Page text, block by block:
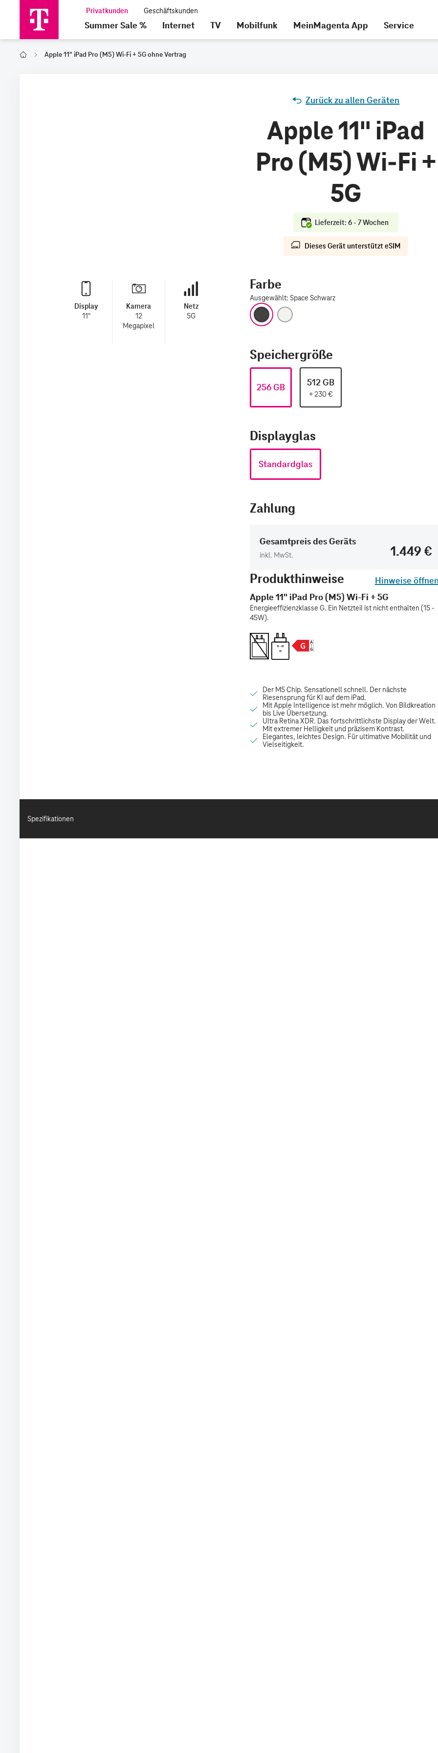
Summer Sale % Internet TV Mobilfunk MeinMagenta App Service
Home Apple 11" iPad Pro (M5) Wi-Fi + 5G ohne Vertrag
Display
11"
Kamera
12
Megapixel
Netz
5G
Zurück zu allen Geräten
Apple 11" iPad
Pro (M5) Wi-Fi +
5G
Lieferzeit: 6 - 7 Wochen
Dieses Gerät unterstützt eSIM
Farbe
Ausgewählt: Space Schwarz
Space Schwarz
Speichergröße
256 GB 512 GB
+230 €
Displayglas
Standardglas
Zahlung
Gesamtpreis des Geräts
inkl. MwSt.
1.449 €
Produkthinweise
Hinweise
Apple 11" iPad Pro (M5) Wi-Fi + 5G
Energieeffizienzklasse G. Ein Netzteil ist nicht enthalten (15 -
45W).
15 - 45
W
Spezifikationen